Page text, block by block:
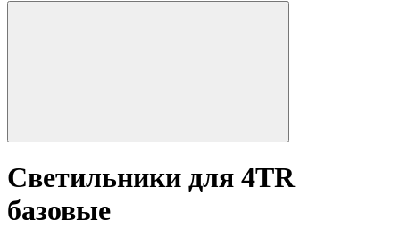
Светильники для 4TR
базовые